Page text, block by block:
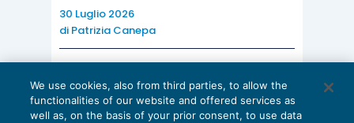
30 Luglio 2026
di Patrizia Canepa
EU AI Act e studi professionali: le
scadenze concrete
We use cookies, also from third parties, to allow the
functionalities of our website and offered services as
well as, on the basis of your prior consent, to use data